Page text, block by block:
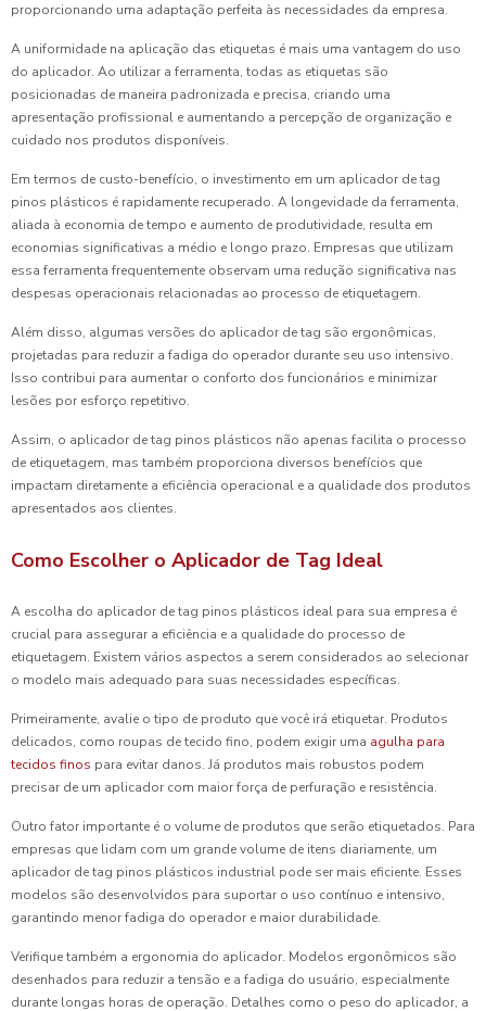
proporcionando uma adaptação perfeita às necessidades da empresa.
A uniformidade na aplicação das etiquetas é mais uma vantagem do uso
do aplicador. Ao utilizar a ferramenta, todas as etiquetas são
posicionadas de maneira padronizada e precisa, criando uma
apresentação profissional e aumentando a percepção de organização e
cuidado nos produtos disponíveis.
Em termos de custo-benefício, o investimento em um aplicador de tag
pinos plásticos é rapidamente recuperado. A longevidade da ferramenta,
aliada à economia de tempo e aumento de produtividade, resulta em
economias significativas a médio e longo prazo. Empresas que utilizam
essa ferramenta frequentemente observam uma redução significativa nas
despesas operacionais relacionadas ao processo de etiquetagem.
Além disso, algumas versões do aplicador de tag são ergonômicas,
projetadas para reduzir a fadiga do operador durante seu uso intensivo.
Isso contribui para aumentar o conforto dos funcionários e minimizar
lesões por esforço repetitivo.
Assim, o aplicador de tag pinos plásticos não apenas facilita o processo
de etiquetagem, mas também proporciona diversos benefícios que
impactam diretamente a eficiência operacional e a qualidade dos produtos
apresentados aos clientes.
Como Escolher o Aplicador de Tag Ideal
A escolha do aplicador de tag pinos plásticos ideal para sua empresa é
crucial para assegurar a eficiência e a qualidade do processo de
etiquetagem. Existem vários aspectos a serem considerados ao selecionar
o modelo mais adequado para suas necessidades específicas.
Primeiramente, avalie o tipo de produto que você irá etiquetar. Produtos
delicados, como roupas de tecido fino, podem exigir uma agulha para
tecidos finos para evitar danos. Já produtos mais robustos podem
precisar de um aplicador com maior força de perfuração e resistência.
Outro fator importante é o volume de produtos que serão etiquetados. Para
empresas que lidam com um grande volume de itens diariamente, um
aplicador de tag pinos plásticos industrial pode ser mais eficiente. Esses
modelos são desenvolvidos para suportar o uso contínuo e intensivo,
garantindo menor fadiga do operador e maior durabilidade.
Verifique também a ergonomia do aplicador. Modelos ergonômicos são
desenhados para reduzir a tensão e a fadiga do usuário, especialmente
durante longas horas de operação. Detalhes como o peso do aplicador, a